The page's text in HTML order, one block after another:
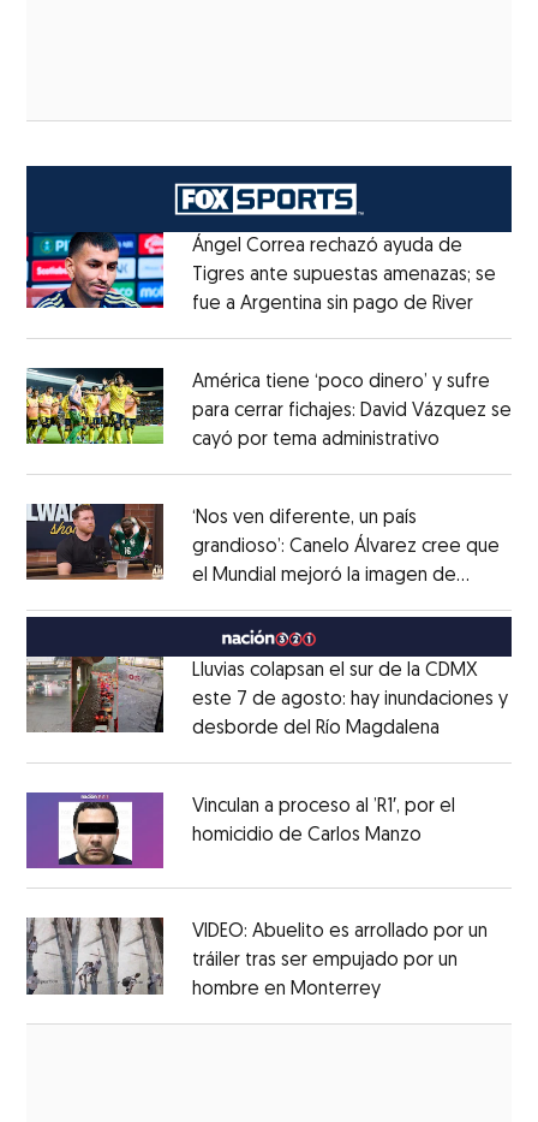
Ángel Correa rechazó ayuda de
Tigres ante supuestas amenazas; se
fue a Argentina sin pago de RiverOpens
América tiene ‘poco dinero’ y sufre
para cerrar fichajes: David Vázquez se
cayó por tema administrativo
‘Nos ven diferente, un país
grandioso’: Canelo Álvarez cree que
el Mundial mejoró la imagen de
Lluvias colapsan el sur de la CDMX
este 7 de agosto: hay inundaciones y
desborde del Río Magdalena
Opens in new window
Vinculan a proceso al ’R1′, por el
homicidio de Carlos Manzo
VIDEO: Abuelito es arrollado por un
tráiler tras ser empujado por un
hombre en MonterreyOpens in new